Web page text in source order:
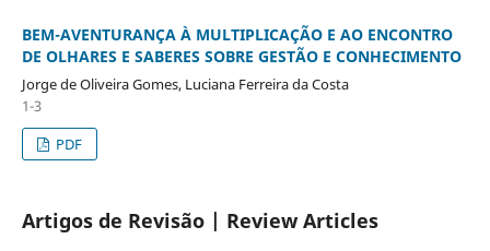
BEM-AVENTURANÇA À MULTIPLICAÇÃO E AO ENCONTRO
DE OLHARES E SABERES SOBRE GESTÃO E CONHECIMENTO
Jorge de Oliveira Gomes, Luciana Ferreira da Costa
1-3
PDF
Artigos de Revisão | Review Articles